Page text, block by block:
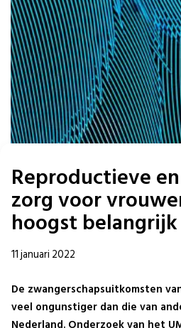
Reproductieve
zorg voor
hoogst belangrijk
11 januari 2022
De zwangerschapsuitkomsten
veel ongunstiger dan die van